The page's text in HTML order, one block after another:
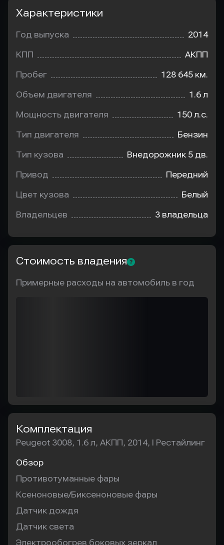
Характеристики
Год выпуска 2014
КПП АКПП
Пробег 128 645 км.
Объем двигателя 1.6 л
Мощность двигателя 150 л.с.
Тип двигателя Бензин
Тип кузова Внедорожник 5 дв.
Привод Передний
Цвет кузова Белый
Владельцев 3 владельца
Стоимость владения
Примерные расходы на автомобиль в год
Комплектация
Peugeot 3008, 1.6 л, АКПП, 2014, I Рестайлинг
Обзор
Противотуманные фары
Ксеноновые/Биксеноновые фары
Датчик дождя
Датчик света
Электрообогрев боковых зеркал